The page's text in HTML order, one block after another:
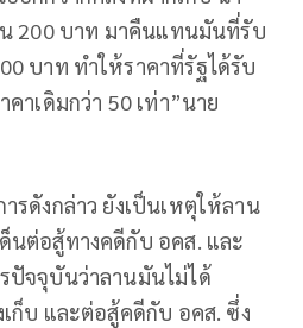
200 บาท มาคืนแทนมันที่รับ
บาท ทำให้ราคาที่รัฐได้รับ
าเดิมกว่า 50 เท่า”นาย
รดังกล่าว ยังเป็นเหตุให้ลาน
นต่อสู้ทางคดีกับ อคส. และ
ปัจจุบันว่าลานมันไม่ได้
ก็บ และต่อสู้คดีกับ อคส. ซึ่ง